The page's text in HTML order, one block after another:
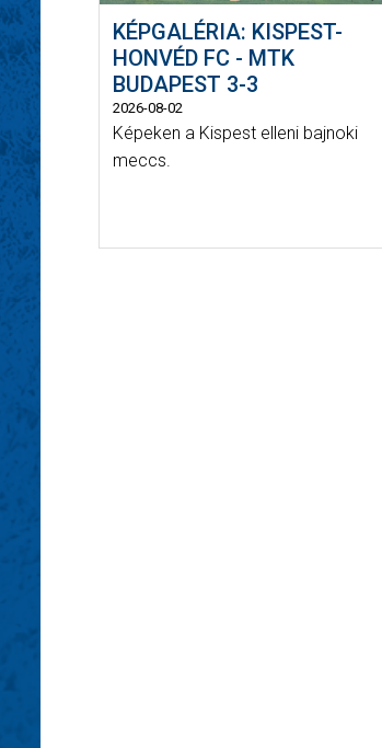
KÉPGALÉRIA: KISPEST-
HONVÉD FC - MTK
BUDAPEST 3-3
2026-08-02
Képeken a Kispest elleni bajnoki
meccs.